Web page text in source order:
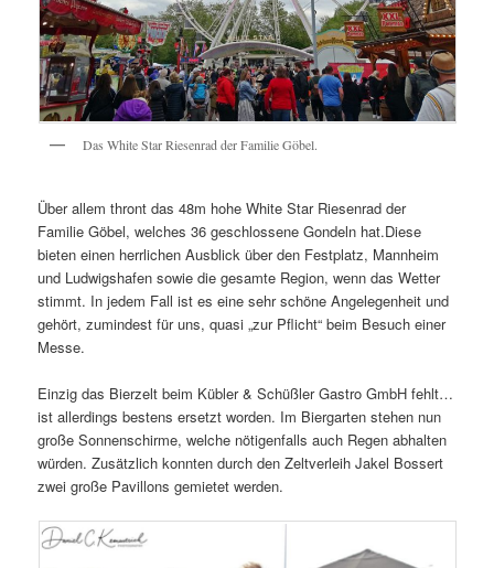
Das White Star Riesenrad der Familie Göbel.
Über allem thront das 48m hohe White Star Riesenrad der
Familie Göbel, welches 36 geschlossene Gondeln hat.Diese
bieten einen herrlichen Ausblick über den Festplatz, Mannheim
und Ludwigshafen sowie die gesamte Region, wenn das Wetter
stimmt. In jedem Fall ist es eine sehr schöne Angelegenheit und
gehört, zumindest für uns, quasi „zur Pflicht“ beim Besuch einer
Messe.
Einzig das Bierzelt beim Kübler & Schüßler Gastro GmbH fehlt…
ist allerdings bestens ersetzt worden. Im Biergarten stehen nun
große Sonnenschirme, welche nötigenfalls auch Regen abhalten
würden. Zusätzlich konnten durch den Zeltverleih Jakel Bossert
zwei große Pavillons gemietet werden.